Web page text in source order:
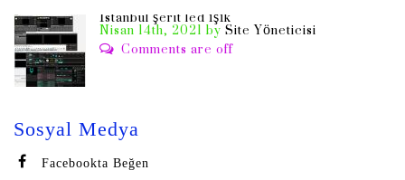
İstanbul şerit led ışık
Nisan 14th, 2021bySite Yöneticisi
Comments are off
Sosyal Medya
Facebookta Beğen